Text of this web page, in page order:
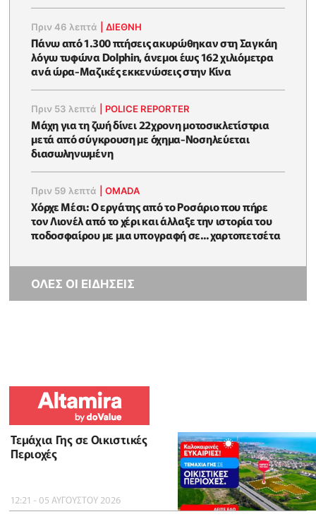
Πριν 46 λεπτά |ΔΙΕΘΝΗ
Πάνω από 1.300 πτήσεις ακυρώθηκαν στη Σαγκάη
λόγω τυφώνα Dolphin, άνεμοι έως 162 χιλιόμετρα
ανά ώρα-Μαζικές εκκενώσεις στην Κίνα
Πριν 53 λεπτά POLICE REPORTER
Μάχη για τη ζωή δίνει 22χρονη μοτοσικλετίστρια
μετά από σύγκρουση με όχημα-Νοσηλεύεται
διασωληνωμένη
Πριν 59 λεπτά |OMADA
Χόρχε Μέσι: Ο εργάτης από το Ροσάριο που πήρε
τον Λιονέλ από το χέρι και άλλαξε την ιστορία του
ποδοσφαίρου με μια υπογραφή σε... χαρτοπετσέτα
ΟΛΕΣ ΟΙ ΕΙΔΗΣΕΙΣ
Τεμάχια Γης σε Οικιστικές
Περιοχές
12:21 - 05 ΑΥΓΟΥΣΤΟΥ 2026